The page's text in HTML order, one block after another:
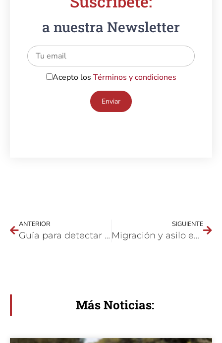
a nuestra Newsletter
Acepto los Términos y condiciones
ANTERIOR
Guía para detectar situaciones de maltrato a personas mayores
SIGUIENTE
Migración y asilo en Europa
Más Noticias: